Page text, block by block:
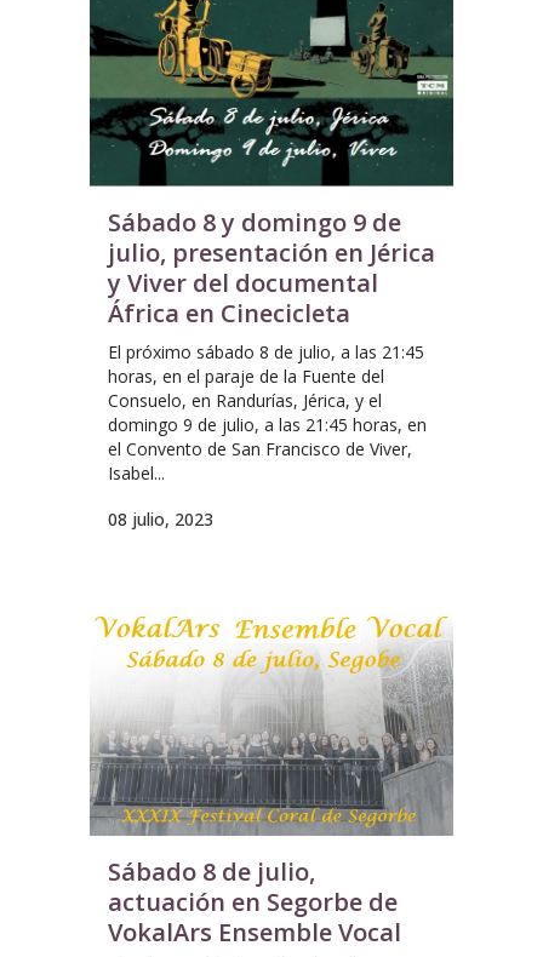
Sábado 8 y domingo 9 de
julio, presentación en Jérica
y Viver del documental
África en Cinecicleta
El próximo sábado 8 de julio, a las 21:45
horas, en el paraje de la Fuente del
Consuelo, en Randurías, Jérica, y el
domingo 9 de julio, a las 21:45 horas, en
el Convento de San Francisco de Viver,
Isabel...
08 julio, 2023
Sábado 8 de julio,
actuación en Segorbe de
VokalArs Ensemble Vocal